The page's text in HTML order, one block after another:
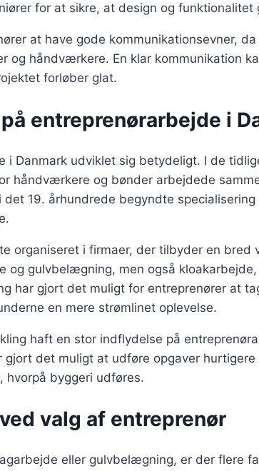
for at sikre, at design og funktionalitet
at have gode kommunikationsevner,
og håndværkere. En klar kommunikation
forløber glat.
entreprenørarbejde i
i Danmark udviklet sig betydeligt. I de
håndværkere og bønder arbejdede
19. århundrede begyndte
organiseret i firmaer, der tilbyder en bred
og gulvbelægning, men også
har gjort det muligt for entreprenører at
en mere strømlinet oplevelse.
haft en stor indflydelse på
det muligt at udføre opgaver hurtigere
byggeri udføres.
valg af entreprenør
eller gulvbelægning, er der flere